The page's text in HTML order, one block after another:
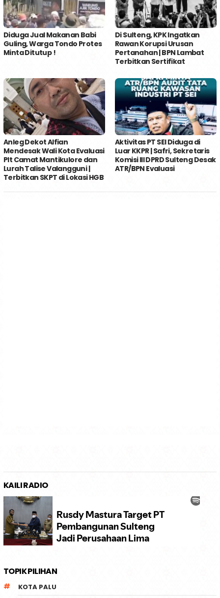
Diduga Jual Makanan Babi
Guling, Warga Tondo Protes
Minta Ditutup !
Di Sulteng, KPK Ingatkan
Rawan Korupsi Urusan
Pertanahan | BPN Lambat
Terbitkan Sertifikat
Anleg Dekot Alfian
Mendesak Wali Kota Evaluasi
Plt Camat Mantikulore dan
Lurah Talise Valangguni |
Terbitkan SKPT di Lokasi HGB
Aktivitas PT SEI Diduga di
Luar KKPR | Safri, Sekretaris
Komisi III DPRD Sulteng Desak
ATR/BPN Evaluasi
KAILI RADIO
TOPIK PILIHAN
KOTA PALU